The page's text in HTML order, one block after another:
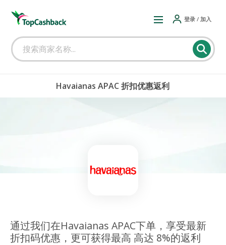
登录 / 加入
Havaianas APAC 折扣优惠返利
通过我们在Havaianas APAC下单，享受最新
折扣码优惠，更可获得最高 高达 8%的返利